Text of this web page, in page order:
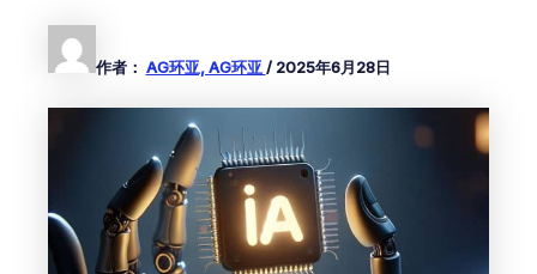
作者： AG环亚, AG环亚 / 2025年6月28日